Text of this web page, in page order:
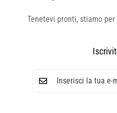
Tenetevi pronti, stiamo